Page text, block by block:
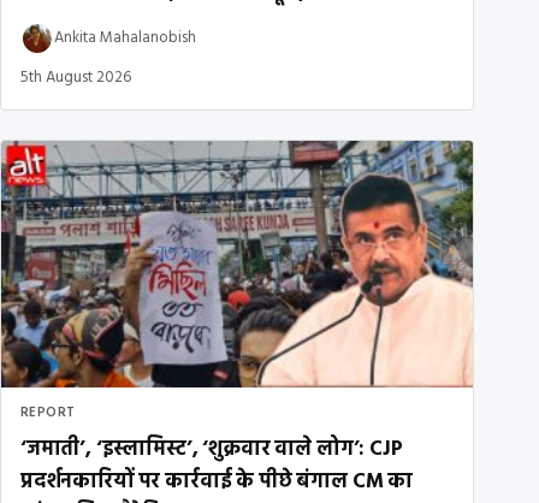
Ankita Mahalanobish
5th August 2026
REPORT
‘जमाती’, ‘इस्लामिस्ट’, ‘शुक्रवार वाले लोग’: CJP
प्रदर्शनकारियों पर कार्रवाई के पीछे बंगाल CM का